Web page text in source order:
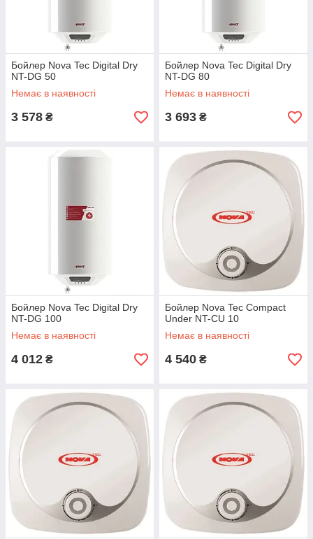
Бойлер Nova Tec Digital Dry
NT-DG 50
Немає в наявності
3 578 ₴
Бойлер Nova Tec Digital Dry
NT-DG 80
Немає в наявності
3 693 ₴
Бойлер Nova Tec Digital Dry
NT-DG 100
Немає в наявності
4 012 ₴
Бойлер Nova Tec Compact
Under NT-CU 10
Немає в наявності
4 540 ₴